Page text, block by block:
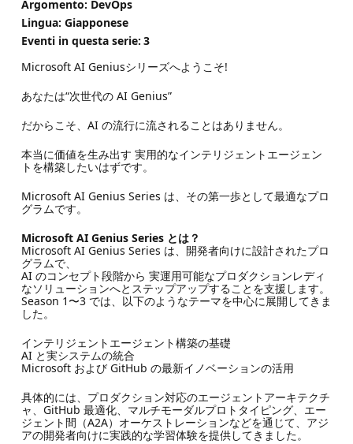
Argomento: DevOps
Lingua: Giapponese
Eventi in questa serie: 3
Microsoft AI Geniusシリーズへようこそ!
あなたは“次世代の AI Genius”
だからこそ、AI の流行に流されることはありません。
本当に価値を生み出す 実用的なインテリジェントエージェン
トを構築したいはずです。
Microsoft AI Genius Series は、その第一歩として最適なプロ
グラムです。
Microsoft AI Genius Series とは？
Microsoft AI Genius Series は、開発者向けに設計されたプロ
グラムで、
AI のコンセプト段階から 実運用可能なプロダクションレディ
なソリューションへとステップアップすることを支援します。
Season 1〜3 では、以下のようなテーマを中心に展開してきま
した。
インテリジェントエージェント構築の基礎
AI と実システムの統合
Microsoft および GitHub の最新イノベーションの活用
具体的には、プロダクション対応のエージェントアーキテクチ
ャ、GitHub 最適化、マルチモーダルプロトタイピング、エー
ジェント間（A2A）オーケストレーションなどを通じて、アジ
アの開発者向けに実践的な学習体験を提供してきました。